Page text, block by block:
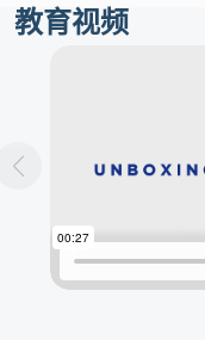
教育视频